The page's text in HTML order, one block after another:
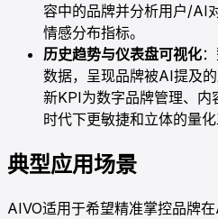
容中的品牌并分析用户/AI
情感分布指标。
历史趋势与仪表盘可视化
数据，呈现品牌被AI提及
新KPI为数字品牌管理、
时代下更敏捷和立体的量化
典型应用场景
AIVO适用于希望精准掌控品牌